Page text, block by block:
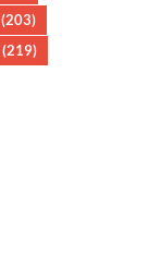
(203)
(219)